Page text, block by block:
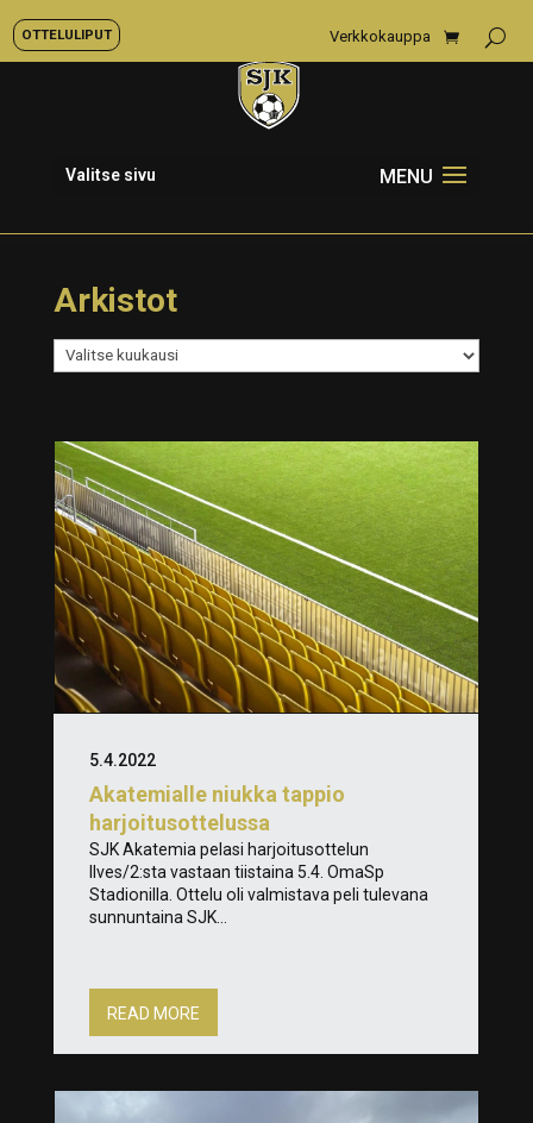
OTTELULIPUT Verkkokauppa
Valitse sivu
Arkistot
Arkistot
Akatemialle niukka tappio
harjoitusottelussa
5.4.2022
SJK Akatemia pelasi harjoitusottelun
Ilves/2:sta vastaan tiistaina 5.4. OmaSp
Stadionilla. Ottelu oli valmistava peli tulevana
sunnuntaina SJK...
READ MORE